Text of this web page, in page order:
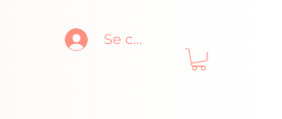
Se connecter